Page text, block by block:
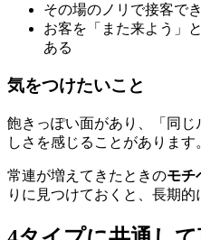
その場のノリで接客で
お客を「また来よう」
ある
気をつけたいこと
飽きっぽい面があり、「同
しさを感じることがあります
常連が増えてきたときのモチ
りに見つけておくと、長期的